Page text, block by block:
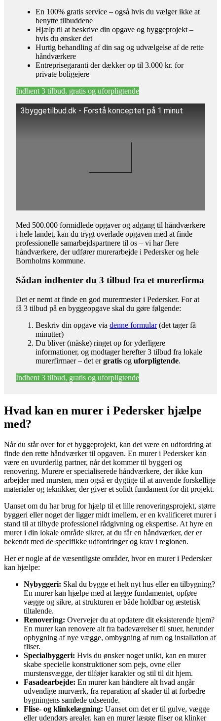
En 100% gratis service – også hvis du vælger ikke at
benytte tilbuddene
Hjælp til at beskrive din opgave og byggeprojekt –
hvis du ønsker det
Hurtig behandling af din sag og udvælgelse af de rette
håndværkere
Entreprisegaranti der dækker op til 3.000 kr. for
private boligejere
Indhent 3 tilbud, gratis og uforpligtende
3byggetilbud.dk - Forstå konceptet på 1 minut
Med 500.000 formidlede opgaver og adgang til håndværkere
i hele landet, kan du trygt overlade opgaven med at finde
professionelle samarbejdspartnere til os – vi har flere
håndværkere, der udfører murerarbejde i Pedersker og hele
Bornholms kommune.
Sådan indhenter du 3 tilbud fra et murerfirma
Det er nemt at finde en god murermester i Pedersker. For at
få 3 tilbud på en byggeopgave skal du gøre følgende:
Beskriv din opgave via denne formular(det tager få
minutter)
Du bliver (måske) ringet op for yderligere
informationer, og modtager herefter 3 tilbud fra lokale
murerfirmaer – det ergratis og uforpligtende.
Indhent 3 tilbud, gratis og uforpligtende
Hvad kan en murer i Pedersker hjælpe
med?
Når du står over for et byggeprojekt, kan det være en udfordring at
finde den rette håndværker til opgaven. En murer i Pedersker kan
være en uvurderlig partner, når det kommer til byggeri og
renovering. Murere er specialiserede håndværkere, der ikke kun
arbejder med mursten, men også er dygtige til at anvende forskellige
materialer og teknikker, der giver et solidt fundament for dit projekt.
Uanset om du har brug for hjælp til et lille renoveringsprojekt, større
byggeri eller noget der ligger midt imellem, er en kvalificeret murer i
stand til at tilbyde professionel rådgivning og ekspertise. At hyre en
murer i din lokale område sikrer, at du får en håndværker, der er
bekendt med de specifikke udfordringer og krav i regionen.
Her er nogle af de væsentligste områder, hvor en murer i Pedersker
kan hjælpe:
Nybyggeri: Skal du bygge et helt nyt hus eller en tilbygning?
En murer kan hjælpe med at lægge fundamentet, opføre
vægge og sikre, at strukturen er både holdbar og æstetisk
tiltalende.
Renovering: Overvejer du at opdatere dit eksisterende hjem?
En murer kan renovere alt fra badeværelser til stuer, herunder
opbygning af nye vægge, ombygning af rum og installation af
fliser.
Specialbyggeri: Hvis du ønsker noget unikt, kan en murer
skabe specielle konstruktioner som pejs, ovne eller
murstensvægge, der tilføjer karakter og stil til dit hjem.
Fasadearbejde: En murer kan håndtere alt hvad angår
udvendige murværk, fra reparation af skader til at forbedre
bygningens samlede udseende.
Flise- og klinkelægning: Uanset om det er til gulve, vægge
eller udendørs arealer, kan en murer lægge fliser og klinker